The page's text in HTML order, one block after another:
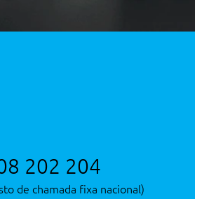
202 204
de chamada fixa nacional)